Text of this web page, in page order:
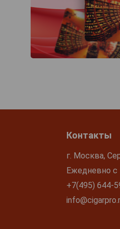
Контакты
г. Москва,
Ежедневно с
+7(495) 644-